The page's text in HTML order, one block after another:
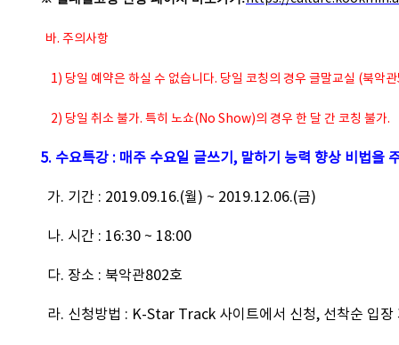
바. 주의사항
1) 당일 예약은 하실 수 없습니다. 당일 코칭의 경우 글말교실 (북악
2) 당일 취소 불가. 특히 노쇼(No Show)의 경우 한 달 간 코칭 불가.
5. 수요특강 : 매주 수요일 글쓰기, 말하기 능력 향상 비법을
가. 기간 : 2019.09.16.(월) ~ 2019.12.06.(금)
나. 시간 : 16:30 ~ 18:00
다. 장소 : 북악관802호
라. 신청방법 : K-Star Track 사이트에서 신청, 선착순 입장